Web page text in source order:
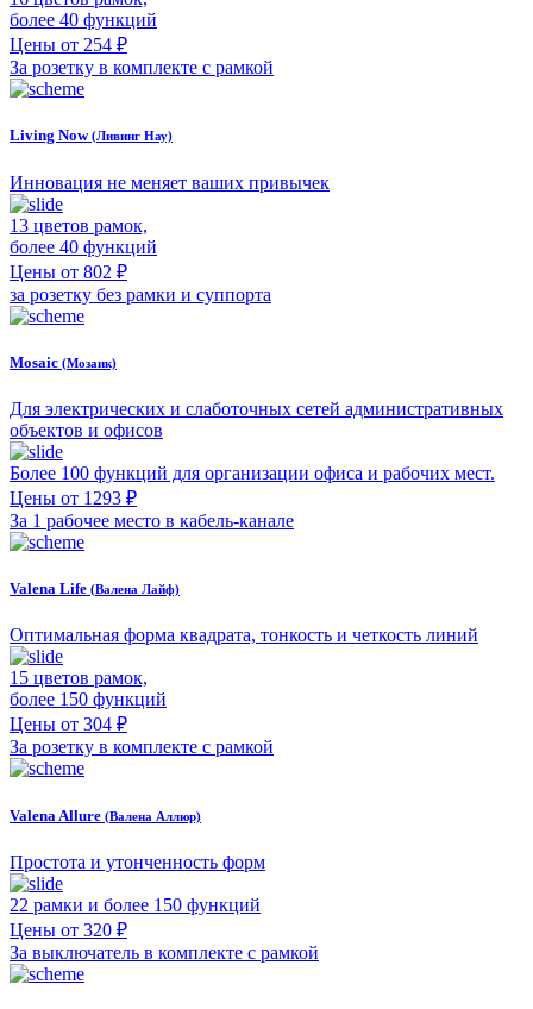
более 40 функций
Цены от 254 ₽
За розетку в комплекте с рамкой
Living Now(Ливинг Нау)
Инновация не меняет ваших привычек
13 цветов рамок,
более 40 функций
Цены от 802 ₽
за розетку без рамки и суппорта
Mosaic (Мозаик)
Для электрических и слаботочных сетей административных
объектов и офисов
Более 100 функций для организации офиса и рабочих мест.
Цены от 1293 ₽
За 1 рабочее место в кабель-канале
Valena Life (Валена Лайф)
Оптимальная форма квадрата, тонкость и четкость линий
15 цветов рамок,
более 150 функций
Цены от 304 ₽
За розетку в комплекте с рамкой
Valena Allure (Валена Аллюр)
Простота и утонченность форм
22 рамки и более 150 функций
Цены от 320 ₽
За выключатель в комплекте с рамкой